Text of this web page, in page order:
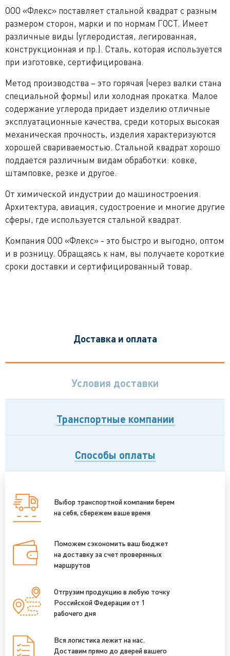
ООО «Флекс» поставляет стальной квадрат с разным
размером сторон, марки и по нормам ГОСТ. Имеет
различные виды (углеродистая, легированная,
конструкционная и пр.). Сталь, которая используется
при изготовке, сертифицирована.
Метод производства – это горячая (через валки стана
специальной формы) или холодная прокатка. Малое
содержание углерода придает изделию отличные
эксплуатационные качества, среди которых высокая
механическая прочность, изделия характеризуются
хорошей свариваемостью. Стальной квадрат хорошо
поддается различным видам обработки: ковке,
штамповке, резке и другое.
От химической индустрии до машиностроения.
Архитектура, авиация, судостроение и многие другие
сферы, где используется стальной квадрат.
Компания ООО «Флекс» - это быстро и выгодно, оптом
и в розницу. Обращаясь к нам, вы получаете короткие
сроки доставки и сертифицированный товар.
Доставка и оплата
Условия доставки
Транспортные компании
Способы оплаты
Выбор транспортной компании берем
на себя, сбережем ваше время
Поможем сэкономить ваш бюджет
на доставку за счет проверенных
маршрутов
Отгрузим продукцию в любую точку
Российской Федерации от 1
рабочего дня
Вся логистика лежит на нас.
Доставим прямо до дверей вашего